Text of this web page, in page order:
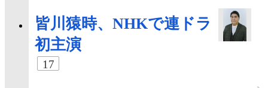
皆川猿時、NHKで連ドラ
初主演
17